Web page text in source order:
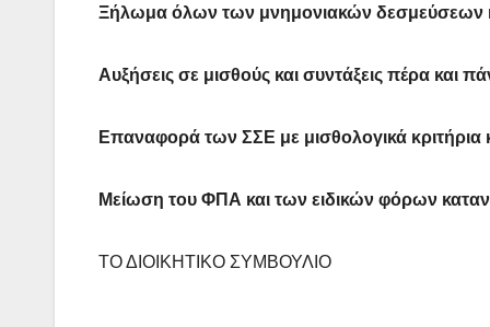
Ξήλωμα όλων των μνημονιακών δεσμεύσεων
Αυξήσεις σε μισθούς και συντάξεις πέρα και
Επαναφορά των ΣΣΕ με μισθολογικά κριτήρια
Μείωση του ΦΠΑ και των ειδικών φόρων
ΤΟ ΔΙΟΙΚΗΤΙΚΟ ΣΥΜΒΟΥΛΙΟ